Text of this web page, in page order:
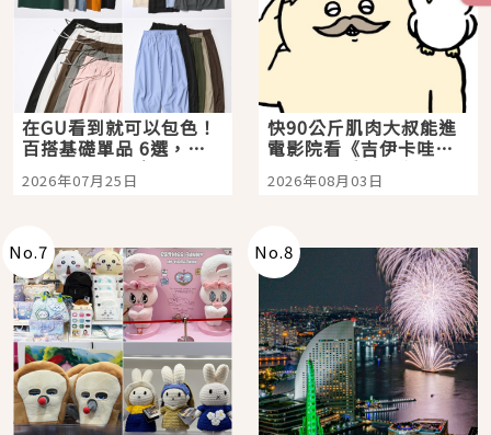
在GU看到就可以包色！
百搭基礎單品 6選，閉
眼全收也不心疼
2026年07月25日
快90公斤肌肉大叔能進
電影院看《吉伊卡哇》
嗎？日本重金屬樂團
「打首」會長與nagano
2026年08月03日
No.7 No.8